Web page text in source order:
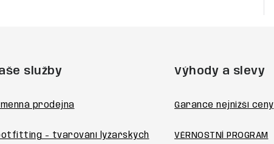
služby
prodejna
- tvarování lyžařských
Výhody a slevy
Garance nejnižší ceny
VĚRNOSTNÍ PROGRAM